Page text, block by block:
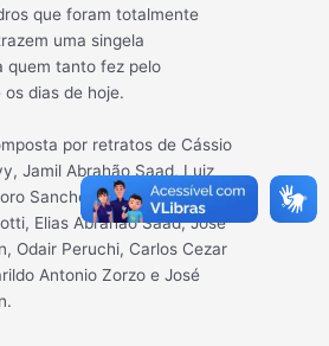
que foram totalmente
uma singela
quem tanto fez pelo
dias de hoje.
por retratos de Cássio
Jamil Abrahão Saad, Luiz
Sanches Felix, José
Elias Abrahão Saad, José
Odair Peruchi, Carlos Cezar
Antonio Zorzo e José